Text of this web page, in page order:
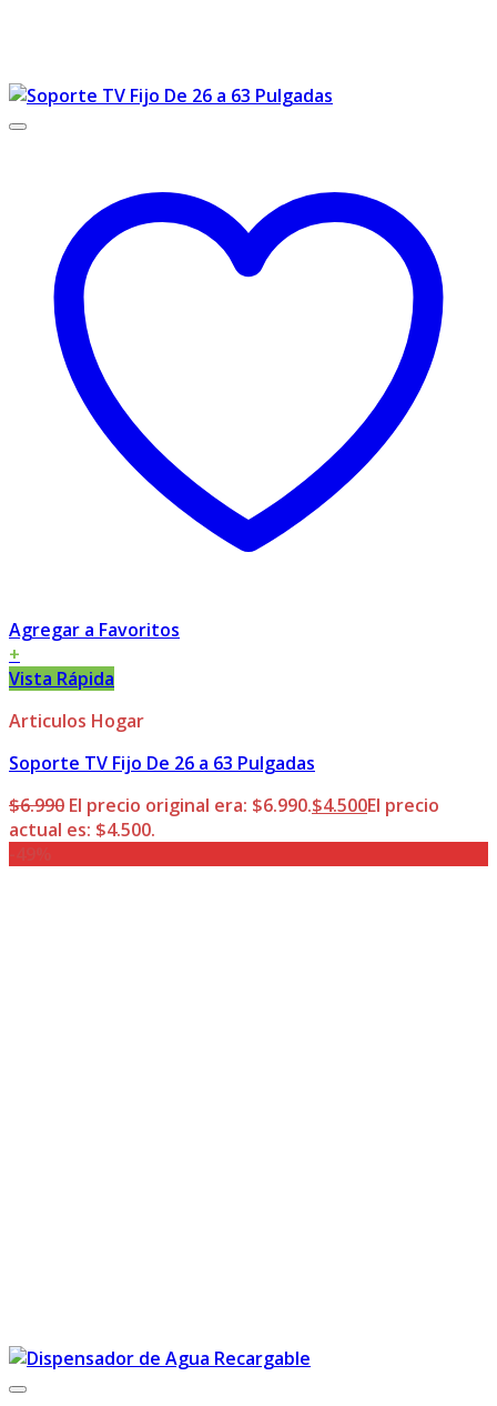
Agregar a Favoritos
+
Vista Rápida
Articulos Hogar
Soporte TV Fijo De 26 a 63 Pulgadas
$6.990 El precio original era: $6.990.$4.500El precio
actual es: $4.500.